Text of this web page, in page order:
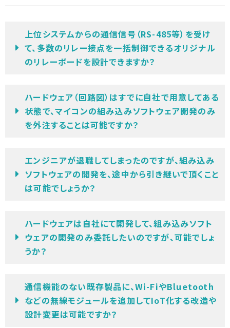
上位システムからの通信信号（RS-485等）を受け
て、多数のリレー接点を一括制御できるオリジナル
のリレーボードを設計できますか？
ハードウェア（回路図）はすでに自社で用意してある
状態で、マイコンの組み込みソフトウェア開発のみ
を外注することは可能ですか？
エンジニアが退職してしまったのですが、組み込み
ソフトウェアの開発を、途中から引き継いで頂くこと
は可能でしょうか？
ハードウェアは自社にて開発して、組み込みソフト
ウェアの開発のみ委託したいのですが、可能でしょ
うか？
通信機能のない既存製品に、Wi-FiやBluetooth
などの無線モジュールを追加してIoT化する改造や
設計変更は可能ですか？